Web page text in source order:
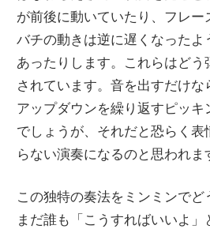
が前後に動いていたり、フレー
バチの動きは逆に遅くなった
あったりします。これらはどう
されています。音を出すだけ
アップダウンを繰り返すピッ
でしょうが、それだと恐らく表
らない演奏になるのと思われま
この独特の奏法をミンミンで
まだ誰も「こうすればいいよ